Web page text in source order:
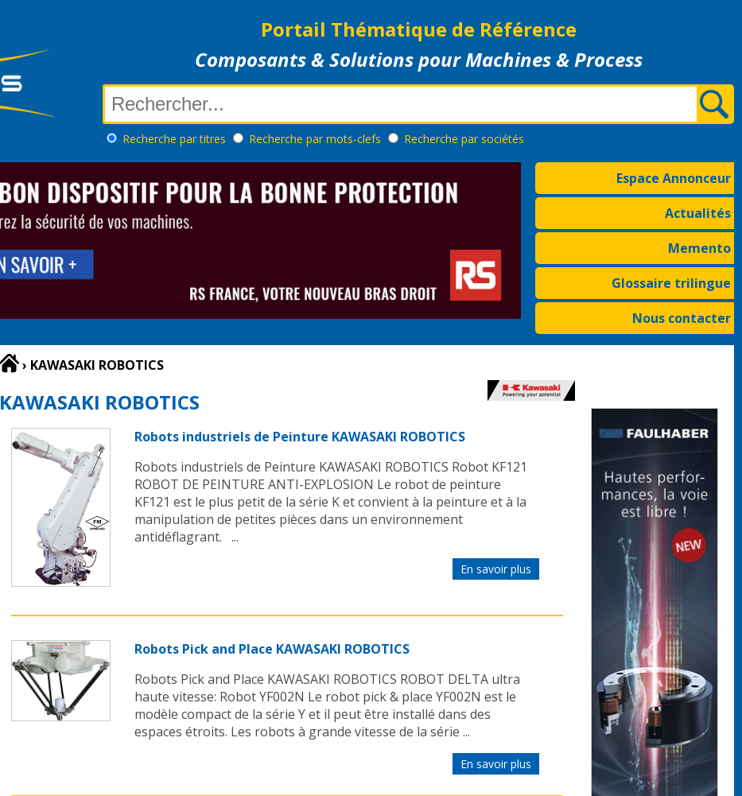
Portail Thématique de Référence
Composants & Solutions pour Machines & Process
Recherche par titres Recherche par mots-clefs Recherche par sociétés
Espace Annonceur
Actualités
Memento
Glossaire trilingue
Nous contacter
› KAWASAKI ROBOTICS
KAWASAKI ROBOTICS
Robots industriels de Peinture KAWASAKI ROBOTICS
Robots industriels de Peinture KAWASAKI ROBOTICS Robot KF121
ROBOT DE PEINTURE ANTI-EXPLOSION Le robot de peinture
KF121 est le plus petit de la série K et convient à la peinture et à la
manipulation de petites pièces dans un environnement
antidéflagrant. ...
En savoir plus
Robots Pick and Place KAWASAKI ROBOTICS
Robots Pick and Place KAWASAKI ROBOTICS ROBOT DELTA ultra
haute vitesse: Robot YF002N Le robot pick & place YF002N est le
modèle compact de la série Y et il peut être installé dans des
espaces étroits. Les robots à grande vitesse de la série ...
En savoir plus